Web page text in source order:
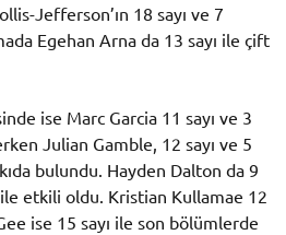
Jefferson’ın 18 sayı ve 7
Egehan Arna da 13 sayı ile çift
ise Marc Garcia 11 sayı ve 3
Julian Gamble, 12 sayı ve 5
bulundu. Hayden Dalton da 9
etkili oldu. Kristian Kullamae 12
ise 15 sayı ile son bölümlerde